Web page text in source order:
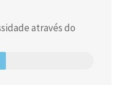
através do